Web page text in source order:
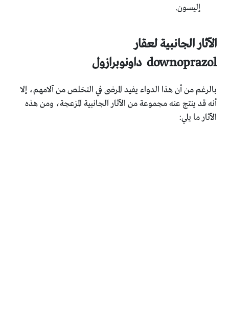
إليسون.
الآثار الجانبية لعقار
downoprazol داونوبرازول
بالرغم من أن هذا الدواء يفيد المرضى في التخلص من آلامهم، إلا
أنه قد ينتج عنه مجموعة من الآثار الجانبية المزعجة، ومن هذه
الآثار ما يلي: